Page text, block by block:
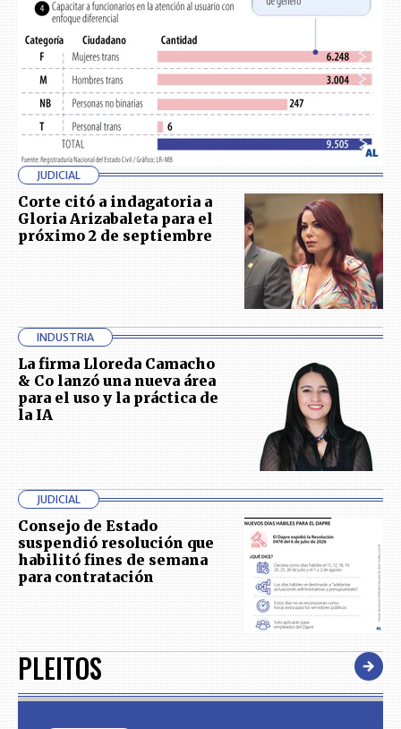
JUDICIAL
Corte citó a indagatoria a
Gloria Arizabaleta para el
próximo 2 de septiembre
INDUSTRIA
La firma Lloreda Camacho
& Co lanzó una nueva área
para el uso y la práctica de
la IA
JUDICIAL
Consejo de Estado
suspendió resolución que
habilitó fines de semana
para contratación
PLEITOS